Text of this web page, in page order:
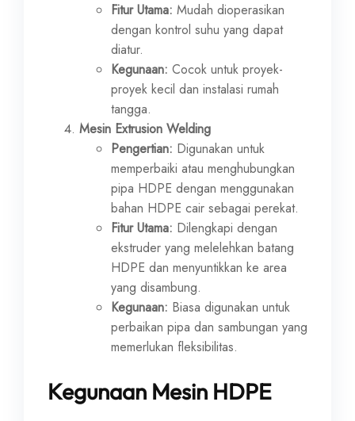
Fitur Utama: Mudah dioperasikan
dengan kontrol suhu yang dapat
diatur.
Kegunaan: Cocok untuk proyek-
proyek kecil dan instalasi rumah
tangga.
Mesin Extrusion Welding
Pengertian: Digunakan untuk
memperbaiki atau menghubungkan
pipa HDPE dengan menggunakan
bahan HDPE cair sebagai perekat.
Fitur Utama: Dilengkapi dengan
ekstruder yang melelehkan batang
HDPE dan menyuntikkan ke area
yang disambung.
Kegunaan: Biasa digunakan untuk
perbaikan pipa dan sambungan yang
memerlukan fleksibilitas.
Kegunaan Mesin HDPE